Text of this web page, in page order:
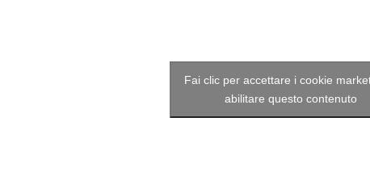
Fai clic per accettare i cookie
abilitare questo contenuto